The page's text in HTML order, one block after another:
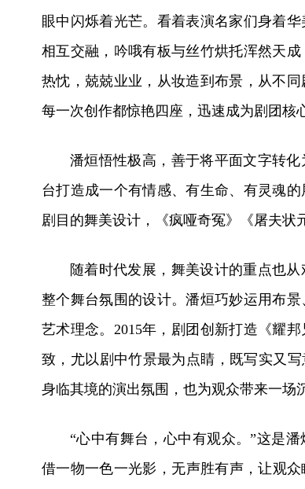
眼中闪烁着光芒。看着表演名家们身着
相互交融，吟哦有板与丝竹烘托浑然天
热忱，兢兢业业，从妆造到布景，从不
每一次创作都惊艳四座，迅速成为剧团核
潘烜悟性极高，善于将平面文字转
台打造成一个有情感、有生命、有灵魂
剧目的舞美设计，《疯哑奇冤》《屠夫状
随着时代发展，舞美设计的重点也
整个舞台氛围的设计。潘烜巧妙运用布
艺术理念。2015年，剧团创新打造《耀
致，尤以剧中竹景最为点睛，既写实又
身临其境的演出氛围，也为观众带来一场
“心中有舞台，心中有观众。”这是
借一物一色一光影，无声胜有声，让观